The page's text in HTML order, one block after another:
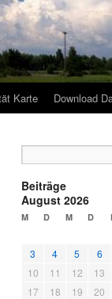
Karte Download
Beiträge
August 2026
M D M D
3
4 5 6
10
11 12 13
17
18 19 20